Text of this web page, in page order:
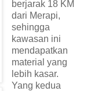
berjarak 18 KM
dari Merapi,
sehingga
kawasan ini
mendapatkan
material yang
lebih kasar.
Yang kedua